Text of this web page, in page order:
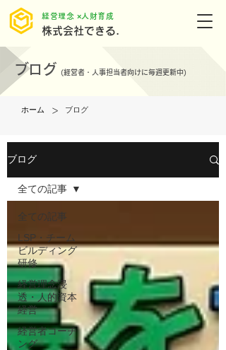
株式会社できる.
​経営理念 ×人財育成
ブログ (経営者・人事担当者向けに毎週更新中)
ホーム > ブログ
ブログ
全ての記事
LSP・チーム
ビルディング
研修
経営理念浸
透・人的資本
経営
経営者コーチ
ング
全ての記事